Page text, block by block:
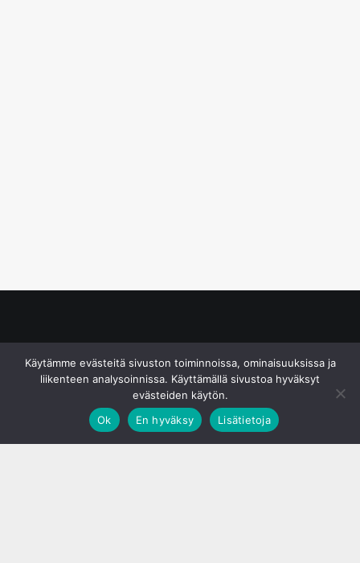
Käytämme evästeitä sivuston toiminnoissa, ominaisuuksissa ja
liikenteen analysoinnissa. Käyttämällä sivustoa hyväksyt
evästeiden käytön.
Ok
En hyväksy Lisätietoja